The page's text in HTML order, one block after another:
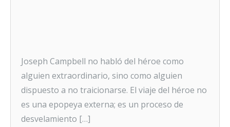
Joseph Campbell no habló del héroe como
alguien extraordinario, sino como alguien
dispuesto a no traicionarse. El viaje del héroe no
es una epopeya externa; es un proceso de
desvelamiento […]